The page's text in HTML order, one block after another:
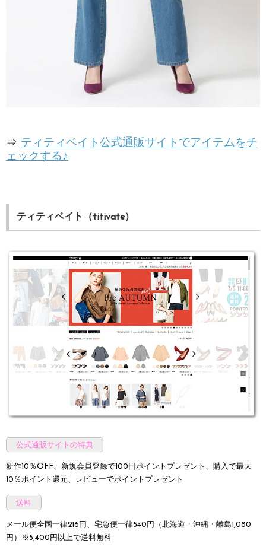
⇒ ティティベイト公式通販サイトでアイテムをチ
ェックする♪
ティティベイト（titivate）
公式通販サイトの特典
新作10％OFF、新規会員登録で100円ポイントプレゼント、購入で最大
10％ポイント還元、レビューでポイントプレゼント
送料
メール便全国一律216円、宅急便一律540円（北海道・沖縄・離島1,080
円）※5,400円以上で送料無料